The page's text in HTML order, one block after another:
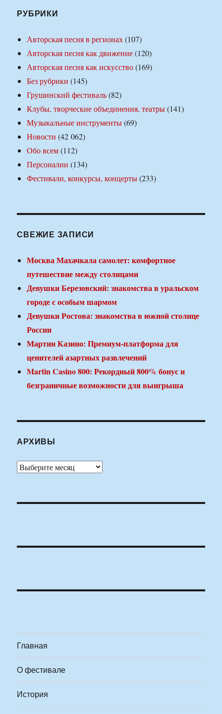
РУБРИКИ
Авторская песня в регионах(107)
Авторская песня как движение(120)
Авторская песня как искусство(169)
Без рубрики (145)
Грушинский фестиваль(82)
Клубы, творческие объединения, театры(141)
Музыкальные инструменты(69)
Новости (42 062)
Обо всем(112)
Персоналии (134)
Фестивали, конкурсы, концерты(233)
СВЕЖИЕ ЗАПИСИ
Москва Махачкала самолет: комфортное
путешествие между столицами
Девушки Березовский: знакомства в уральском
городе с особым шармом
Девушки Ростова: знакомства в южной столице
России
Мартин Казино: Премиум-платформа для
ценителей азартных развлечений
Martin Casino 800: Рекордный 800% бонус и
безграничные возможности для выигрыша
АРХИВЫ
Архивы
Главная
О фестивале
История